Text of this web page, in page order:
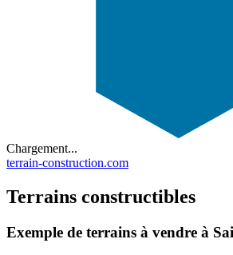
Chargement...
terrain-construction.com
Terrains constructibles
Exemple de terrains à vendre à